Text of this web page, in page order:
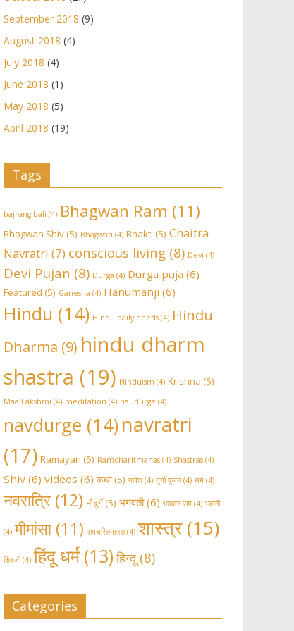
September 2018 (9)
August 2018 (4)
July 2018 (4)
June 2018 (1)
May 2018 (5)
April 2018 (19)
Tags
bajrang bali (4) Bhagwan Ram (11)
Bhagwan Shiv(5) Bhagwati (4) Bhakti (5) Chaitra
Navratri (7) conscious living (8) Devi (4)
Devi Pujan (8) Durga (4) Durga puja (6)
Featured (5) Ganesha (4) Hanumanji (6)
Hindu (14) Hindu daily deeds (4) Hindu
Dharma (9) hindu dharm
shastra (19) Hinduism (4) Krishna (5)
Maa Lakshmi (4) meditation (4) naudurge (4)
navdurge (14)navratri
(17) Ramayan (5) Ramcharitmanas (4) Shastras (4)
Shiv (6) videos (6) कथा(5) गणेश(4) दुर्गा पूजन(4) धर्म (4)
नवरात्रि(12) नौदुर्गे(5) भगवती(6) भग़वान राम (4) भवानी
(4) मीमांसा(11) रामचरितमानस(4) शास्त्र(15)
शिवजी(4) हिंदू धर्म(13) हिन्दू(8)
Categories